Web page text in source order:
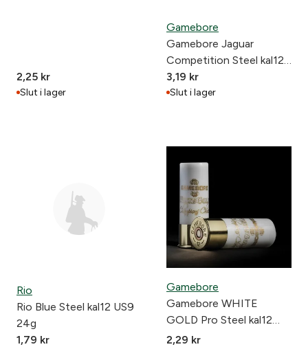
2,25 kr
Slut i lager
Gamebore
Gamebore Jaguar
Competition Steel kal12
US7 24g
3,19 kr
Slut i lager
Rio
Rio Blue Steel kal12 US9
24g
1,79 kr
Gamebore
Gamebore WHITE
GOLD Pro Steel kal12
US8 24g
2,29 kr